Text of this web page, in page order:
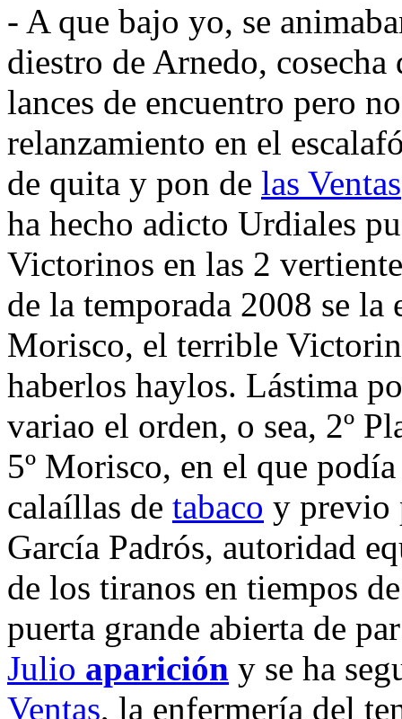
- A que bajo yo, se
diestro de Arnedo,
lances de encuentro pero
relanzamiento en el
de quita y pon de las Ventas
ha hecho adicto Urdiales
Victorinos en las 2
de la temporada 2008 se la
Morisco, el terrible
haberlos haylos. Lástima
variao el orden, o sea, 2º
5º Morisco, en el que
calaíllas de tabaco y previo
García Padrós, autoridad
de los tiranos en tiempos
puerta grande abierta de
Julio aparición y se ha
Ventas, la enfermería del